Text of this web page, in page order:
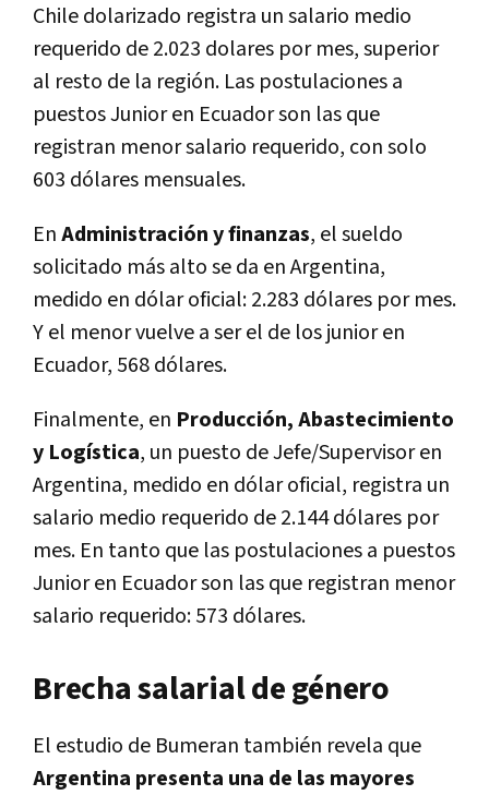
Chile dolarizado registra un salario medio
requerido de 2.023 dolares por mes, superior
al resto de la región. Las postulaciones a
puestos Junior en Ecuador son las que
registran menor salario requerido, con solo
603 dólares mensuales.
EnAdministración y finanzas, el sueldo
solicitado más alto se da en Argentina,
medido en dólar oficial: 2.283 dólares por mes.
Y el menor vuelve a ser el de los junior en
Ecuador, 568 dólares.
Finalmente, en Producción, Abastecimiento
y Logística, un puesto de Jefe/Supervisor en
Argentina, medido en dólar oficial, registra un
salario medio requerido de 2.144 dólares por
mes. En tanto que las postulaciones a puestos
Junior en Ecuador son las que registran menor
salario requerido: 573 dólares.
Brecha salarial de género
El estudio de Bumeran también revela que
Argentina presenta una de las mayores